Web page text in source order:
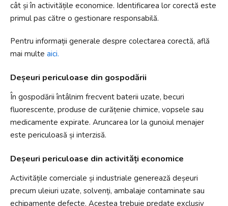
cât și în activitățile economice. Identificarea lor corectă este
primul pas către o gestionare responsabilă.
Pentru informații generale despre colectarea corectă, află
mai multe aici.
Deșeuri periculoase din gospodării
În gospodării întâlnim frecvent baterii uzate, becuri
fluorescente, produse de curățenie chimice, vopsele sau
medicamente expirate. Aruncarea lor la gunoiul menajer
este periculoasă și interzisă.
Deșeuri periculoase din activități economice
Activitățile comerciale și industriale generează deșeuri
precum uleiuri uzate, solvenți, ambalaje contaminate sau
echipamente defecte. Acestea trebuie predate exclusiv